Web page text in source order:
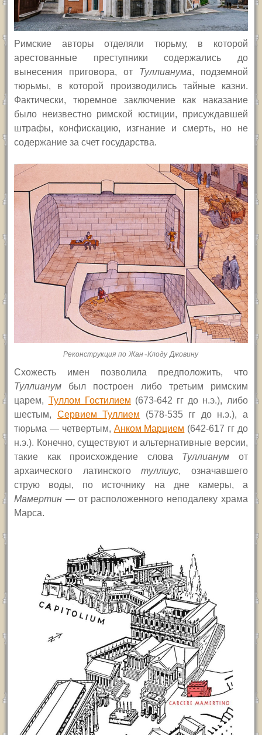
Римские авторы отделяли тюрьму, в которой
арестованные преступники содержались до
вынесения приговора, от Туллианума, подземной
тюрьмы, в которой производились тайные казни.
Фактически, тюремное заключение как наказание
было неизвестно римской юстиции, присуждавшей
штрафы, конфискацию, изгнание и смерть, но не
содержание за счет государства.
Реконструкция по Жан-Клоду Джовину
Схожесть имен позволила предположить, что
Туллианум был построен либо третьим
римским
царем, Туллом Гостилием (673-642 гг до н.э.), либо
шестым, Сервием Туллием (578-535 гг до н.э.), а
тюрьма — четвертым, Анком Марцием (642-617 гг до
н.э.). Конечно, существуют и альтернативные версии,
такие как происхождение слова Туллианум от
архаического латинскоготуллиус, означавшего
струю воды, по источнику на дне камеры, а
Мамертин — от расположенного неподалеку храма
Марса.